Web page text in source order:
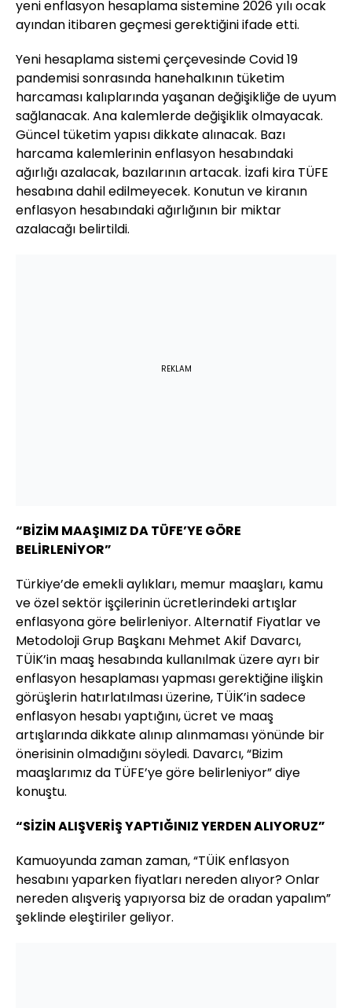
yeni enflasyon hesaplama sistemine 2026 yılı ocak
ayından itibaren geçmesi gerektiğini ifade etti.
Yeni hesaplama sistemi çerçevesinde Covid 19
pandemisi sonrasında hanehalkının tüketim
harcaması kalıplarında yaşanan değişikliğe de uyum
sağlanacak. Ana kalemlerde değişiklik olmayacak.
Güncel tüketim yapısı dikkate alınacak. Bazı
harcama kalemlerinin enflasyon hesabındaki
ağırlığı azalacak, bazılarının artacak. İzafi kira TÜFE
hesabına dahil edilmeyecek. Konutun ve kiranın
enflasyon hesabındaki ağırlığının bir miktar
azalacağı belirtildi.
REKLAM
“BİZİM MAAŞIMIZ DA TÜFE’YE GÖRE
BELİRLENİYOR”
Türkiye’de emekli aylıkları, memur maaşları, kamu
ve özel sektör işçilerinin ücretlerindeki artışlar
enflasyona göre belirleniyor. Alternatif Fiyatlar ve
Metodoloji Grup Başkanı Mehmet Akif Davarcı,
TÜİK’in maaş hesabında kullanılmak üzere ayrı bir
enflasyon hesaplaması yapması gerektiğine ilişkin
görüşlerin hatırlatılması üzerine, TÜİK’in sadece
enflasyon hesabı yaptığını, ücret ve maaş
artışlarında dikkate alınıp alınmaması yönünde bir
önerisinin olmadığını söyledi. Davarcı, “Bizim
maaşlarımız da TÜFE’ye göre belirleniyor” diye
konuştu.
“SİZİN ALIŞVERİŞ YAPTIĞINIZ YERDEN ALIYORUZ”
Kamuoyunda zaman zaman, “TÜİK enflasyon
hesabını yaparken fiyatları nereden alıyor? Onlar
nereden alışveriş yapıyorsa biz de oradan yapalım”
şeklinde eleştiriler geliyor.